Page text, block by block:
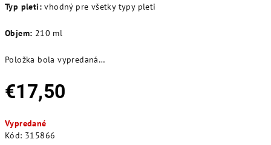
Typ pleti: vhodný pre všetky typy pleti
Objem: 210 ml
Položka bola vypredaná…
€17,50
cena:
Vypredané
Kód: 315866